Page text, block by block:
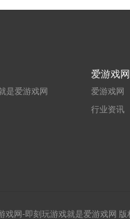
是爱游戏网
爱游戏网
爱游戏网
行业资讯
戏网-即刻玩游戏就是爱游戏网